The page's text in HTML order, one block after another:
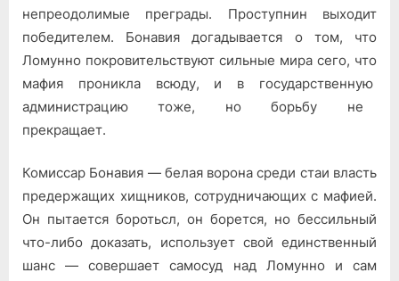
непреодолимые преграды. Проступнин выхо­дит
победителем. Бонавия догадывается о том, что
Ломунно покро­вительствуют сильные мира сего, что
мафия проникла всюду, и в государственную
администрацию тоже, но борьбу не
прекращает.
Комиссар Бонавия — белая ворона среди стаи власть
предержа­щих хищников, сотрудничающих с мафией.
Он пытается боротьсл, он борется, но бессильный
что-либо доказать, использует свой един­ственный
шанс — совершает самосуд над Ломунно и сам